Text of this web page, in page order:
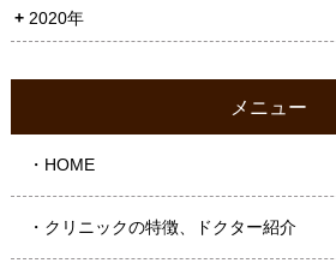
2020年
メニュー
・HOME
・クリニックの特徴、ドクター紹介